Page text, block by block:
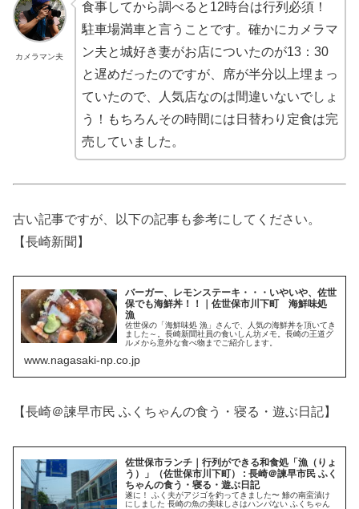
カメラマン夫
食事してから調べると12時台は行列必須！
駐車場満車と言うことです。確かにカメラマ
ン夫と城好き妻がお店についたのが13：30
と遅めだったのですが、席が半分以上埋まっ
ていたので、人気店なのは間違いないでしょ
う！もちろんその時間には日替わり定食は完
売していました。
古い記事ですが、以下の記事も参考にしてください。
【長崎新聞】
バーガー、レモンステーキ・・・いやいや、佐世
保でも海鮮丼！！｜佐世保市川下町 海鮮味処
漁
佐世保の「海鮮味処 漁」さんで、人気の海鮮丼を頂いてき
ました～。長崎新聞社員の食いしん坊メモ。長崎の王道グ
ルメから意外な食べ物までご紹介します。
www.nagasaki-np.co.jp
【長崎＠諫早市民 ふくちゃんの食う・寝る・遊ぶ日記】
佐世保市ランチ｜行列ができる和食処「漁（りょ
う）」（佐世保市川下町） : 長崎＠諫早市民 ふく
ちゃんの食う・寝る・遊ぶ日記
遂に！ ふく夫がアジゴを釣ってきました〜 鯵の南蛮漬け
にしました 長崎の魚の美味しさはハンパない ふくちゃん